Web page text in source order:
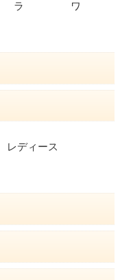
ラ ワ
レディース